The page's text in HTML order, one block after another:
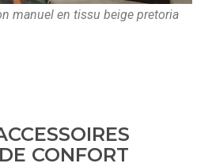
manuel en tissu beige pretoria
CONFORT